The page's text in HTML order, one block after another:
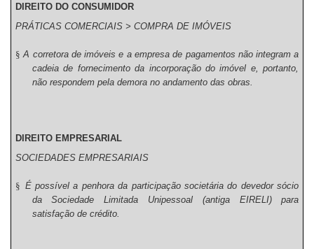
DIREITO DO CONSUMIDOR
PRÁTICAS COMERCIAIS > COMPRA DE IMÓVEIS
§ A corretora de imóveis e a empresa de pagamentos não integram a
cadeia de fornecimento da incorporação do imóvel e, portanto,
não respondem pela demora no andamento das obras.
DIREITO EMPRESARIAL
SOCIEDADES EMPRESARIAIS
§ É possível a penhora da participação societária do devedor sócio
da Sociedade Limitada Unipessoal (antiga EIRELI) para
satisfação de crédito.